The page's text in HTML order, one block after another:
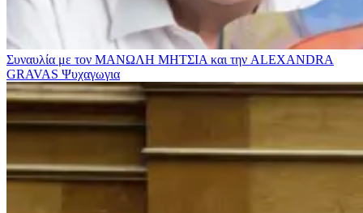
Συναυλία με τον ΜΑΝΩΛΗ ΜΗΤΣΙΑ και την ALEXANDRA
GRAVAS Ψυχαγωγια